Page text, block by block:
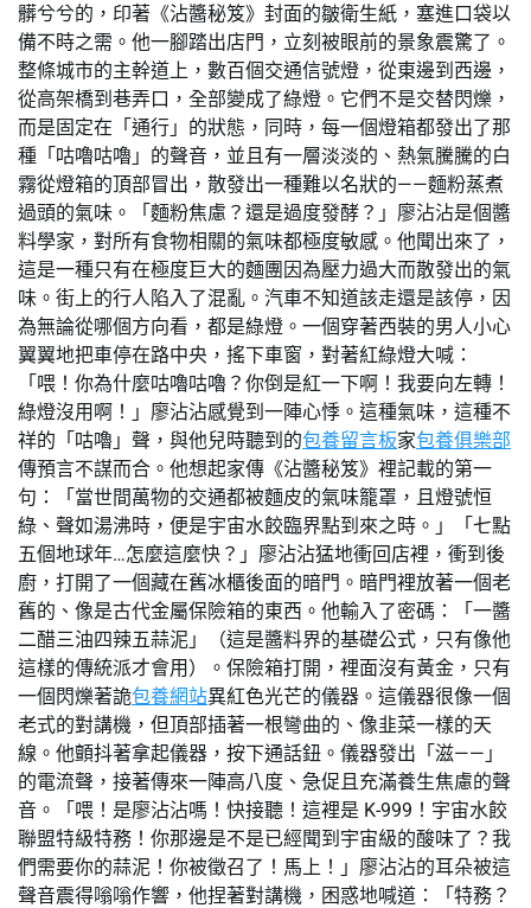
髒兮兮的，印著《沾醬秘笈》封面的皺衛生紙，塞進口袋以
備不時之需。他一腳踏出店門，立刻被眼前的景象震驚了。
整條城市的主幹道上，數百個交通信號燈，從東邊到西邊，
從高架橋到巷弄口，全部變成了綠燈。它們不是交替閃爍，
而是固定在「通行」的狀態，同時，每一個燈箱都發出了那
種「咕嚕咕嚕」的聲音，並且有一層淡淡的、熱氣騰騰的白
霧從燈箱的頂部冒出，散發出一種難以名狀的——麵粉蒸煮
過頭的氣味。「麵粉焦慮？還是過度發酵？」廖沾沾是個醬
料學家，對所有食物相關的氣味都極度敏感。他聞出來了，
這是一種只有在極度巨大的麵團因為壓力過大而散發出的氣
味。街上的行人陷入了混亂。汽車不知道該走還是該停，因
為無論從哪個方向看，都是綠燈。一個穿著西裝的男人小心
翼翼地把車停在路中央，搖下車窗，對著紅綠燈大喊：
「喂！你為什麼咕嚕咕嚕？你倒是紅一下啊！我要向左轉！
綠燈沒用啊！」廖沾沾感覺到一陣心悸。這種氣味，這種不
祥的「咕嚕」聲，與他兒時聽到的包養留言板家包養俱樂部
傳預言不謀而合。他想起家傳《沾醬秘笈》裡記載的第一
句：「當世間萬物的交通都被麵皮的氣味籠罩，且燈號恒
綠、聲如湯沸時，便是宇宙水餃臨界點到來之時。」「七點
五個地球年…怎麼這麼快？」廖沾沾猛地衝回店裡，衝到後
廚，打開了一個藏在舊冰櫃後面的暗門。暗門裡放著一個老
舊的、像是古代金屬保險箱的東西。他輸入了密碼：「一醬
二醋三油四辣五蒜泥」（這是醬料界的基礎公式，只有像他
這樣的傳統派才會用）。保險箱打開，裡面沒有黃金，只有
一個閃爍著詭包養網站異紅色光芒的儀器。這儀器很像一個
老式的對講機，但頂部插著一根彎曲的、像韭菜一樣的天
線。他顫抖著拿起儀器，按下通話鈕。儀器發出「滋——」
的電流聲，接著傳來一陣高八度、急促且充滿養生焦慮的聲
音。「喂！是廖沾沾嗎！快接聽！這裡是 K-999！宇宙水餃
聯盟特級特務！你那邊是不是已經聞到宇宙級的酸味了？我
們需要你的蒜泥！你被徵召了！馬上！」廖沾沾的耳朵被這
聲音震得嗡嗡作響，他捏著對講機，困惑地喊道：「特務？